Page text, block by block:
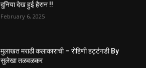
दुनिया देख हुई हैरान !!
February 6, 2025
मुलाखत मराठी कलाकाराची – रोहिणी हट्टंगडी By
सुलेखा तळवळकर